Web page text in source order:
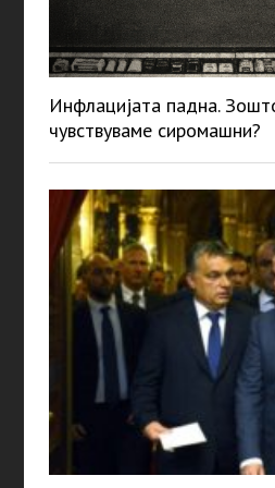
Инфлацијата падна.
чувствуваме сиромашни?